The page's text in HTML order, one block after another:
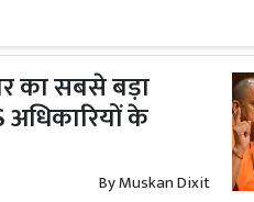
का सबसे बड़ा
के
ByMuskan Dixit